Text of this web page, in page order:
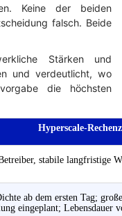
Keine der beiden
falsch. Beide
Stärken und
und verdeutlicht, wo
die höchsten
Hyperscale-
stabile langfristige
ab dem ersten Tag;
eingeplant; Lebensdauer